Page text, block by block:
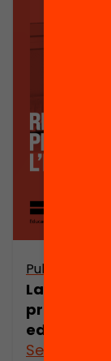
Publicació
La
propostes
educativa
See more